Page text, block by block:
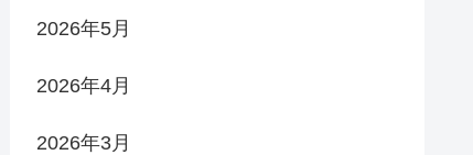
2026年5月
2026年4月
2026年3月